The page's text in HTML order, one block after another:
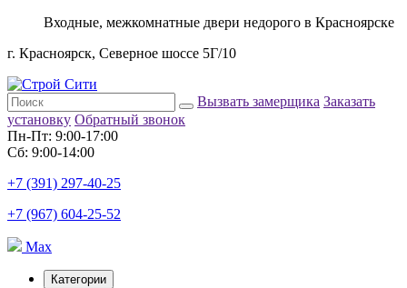
Входные, межкомнатные двери недорого в Красноярске
г. Красноярск, Северное шоссе 5Г/10
Вызвать замерщика Заказать
установку Обратный звонок
Пн-Пт: 9:00-17:00
Сб: 9:00-14:00
+7 (391) 297-40-25
+7 (967) 604-25-52
Max
Категории